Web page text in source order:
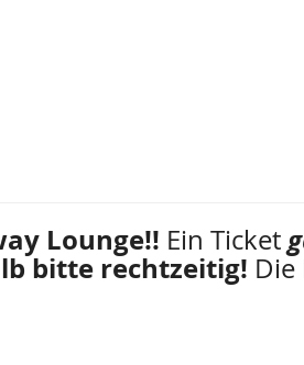
Lounge!! Ein Ticket
bitte rechtzeitig!